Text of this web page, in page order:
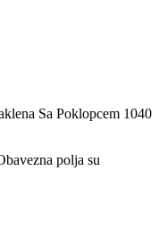
Sa Poklopcem 1040
polja su